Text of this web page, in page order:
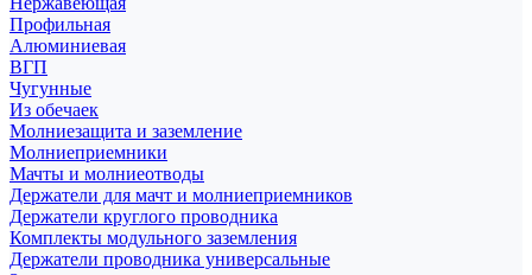
Профильная
Алюминиевая
ВГП
Чугунные
Из обечаек
Молниезащита и заземление
Молниеприемники
Мачты и молниеотводы
Держатели для мачт и молниеприемников
Держатели круглого проводника
Комплекты модульного заземления
Держатели проводника универсальные